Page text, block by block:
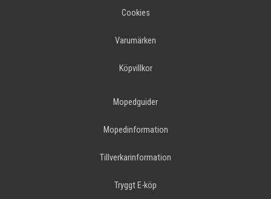
Cookies
Varumärken
Köpvillkor
Mopedguider
Mopedinformation
Tillverkarinformation
Tryggt E-köp